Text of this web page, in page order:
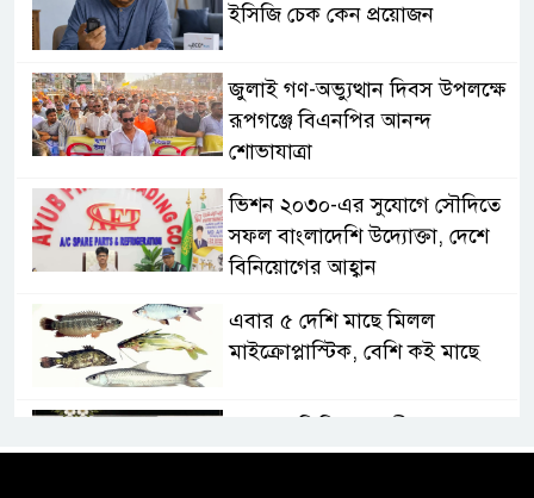
ইসিজি চেক কেন প্রয়োজন
জুলাই গণ-অভ্যুত্থান দিবস উপলক্ষে
রূপগঞ্জে বিএনপির আনন্দ
শোভাযাত্রা
ভিশন ২০৩০-এর সুযোগে সৌদিতে
সফল বাংলাদেশি উদ্যোক্তা, দেশে
বিনিয়োগের আহ্বান
এবার ৫ দেশি মাছে মিলল
মাইক্রোপ্লাস্টিক, বেশি কই মাছে
খালেকের ইন্তেকাল